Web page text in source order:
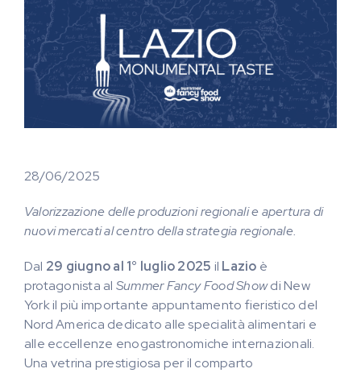
28/06/2025
Valorizzazione delle produzioni regionali e apertura di
nuovi mercati al centro della strategia regionale.
Dal 29 giugno al 1° luglio 2025 il Lazio è
protagonista al Summer Fancy Food Showdi New
York il più importante appuntamento fieristico del
Nord America dedicato alle specialità alimentari e
alle eccellenze enogastronomiche internazionali.
Una vetrina prestigiosa per il comparto